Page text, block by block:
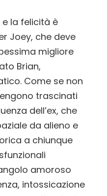
la felicità è
Joey, che deve
migliore
Brian,
Come se non
trascinati
dell’ex, che
da alieno e
a chiunque
amoroso
intossicazione